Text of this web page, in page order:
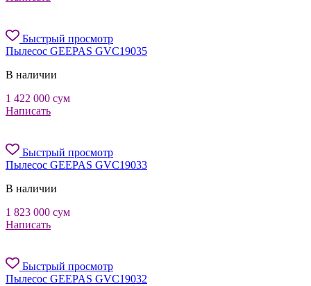
Быстрый просмотр
Пылесос GEEPAS GVC19035
В наличии
1 422 000 сум
Написать
Быстрый просмотр
Пылесос GEEPAS GVC19033
В наличии
1 823 000 сум
Написать
Быстрый просмотр
Пылесос GEEPAS GVC19032